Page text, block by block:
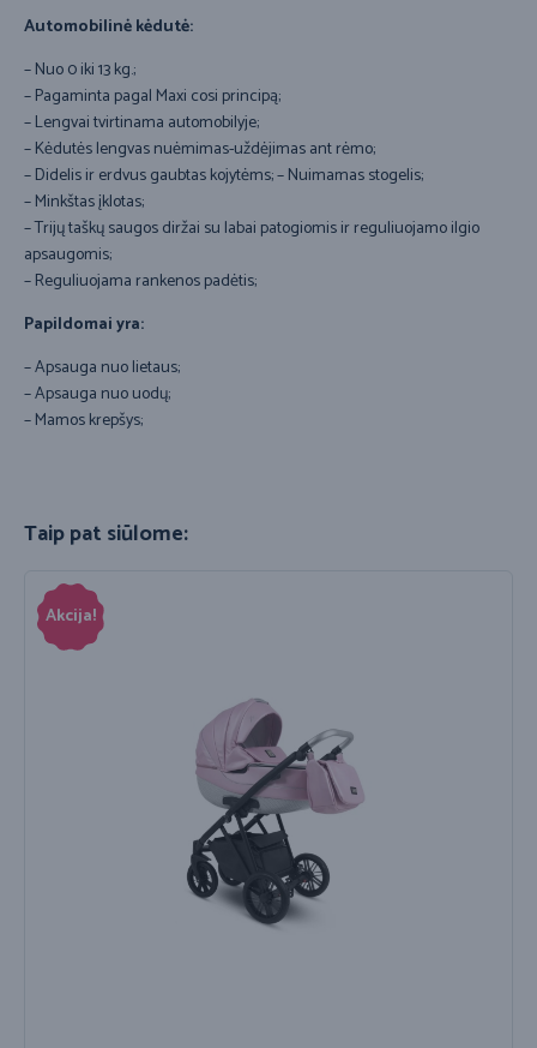
Automobilinė kėdutė:
– Nuo 0 iki 13 kg.;
– Pagaminta pagal Maxi cosi principą;
– Lengvai tvirtinama automobilyje;
– Kėdutės lengvas nuėmimas-uždėjimas ant rėmo;
– Didelis ir erdvus gaubtas kojytėms; – Nuimamas stogelis;
– Minkštas įklotas;
– Trijų taškų saugos diržai su labai patogiomis ir reguliuojamo ilgio
apsaugomis;
– Reguliuojama rankenos padėtis;
Papildomai yra:
– Apsauga nuo lietaus;
– Apsauga nuo uodų;
– Mamos krepšys;
Taip pat siūlome:
Akcija!